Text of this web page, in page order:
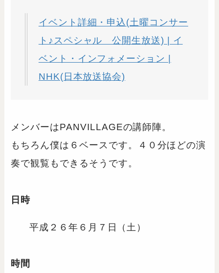
イベント詳細・申込(土曜コンサー
ト♪スペシャル 公開生放送) | イ
ベント・インフォメーション |
NHK(日本放送協会)
メンバーはPANVILLAGEの講師陣。
もちろん僕は６ベースです。４０分ほどの演
奏で観覧もできるそうです。
日時
平成２６年６月７日（土）
時間